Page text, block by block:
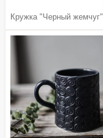
Кружка "Черный жемчуг"